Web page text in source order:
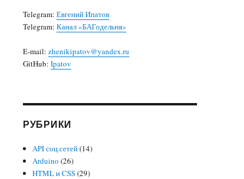
Telegram: Евгений Ипатов
Telegram: Канал «БАГодельня»
E-mail: zhenikipatov@yandex.ru
GitHub: Ipatov
РУБРИКИ
API соц.сетей(14)
Arduino (26)
HTML и CSS(29)